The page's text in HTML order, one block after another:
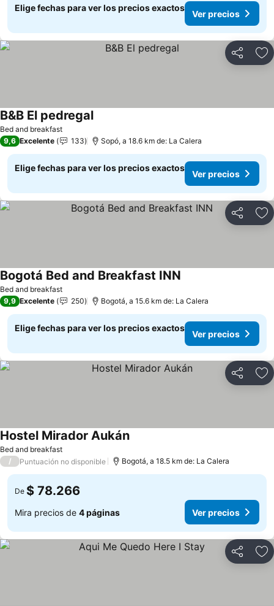
Elige fechas para ver los precios exactos
Ver precios
Compartir
Bed and breakfast
B&B El pedregalVer precios
9,6 Excelente 133 Sopó, a 18.6 km de: La Calera
Elige fechas para ver los precios exactos
Ver precios
Compartir
Bed and breakfast
Bogotá Bed and Breakfast INN
9,9 Excelente 250 Bogotá, a 15.6 km de: La Calera
Elige fechas para ver los precios exactos
Ver precios
Compartir
Bed and breakfast
Hostel Mirador AukánVer precios
/ Puntuación no disponible Bogotá, a 18.5 km de: La Calera
De $ 78.266
Mira precios de 4 páginas Ver precios
Compartir